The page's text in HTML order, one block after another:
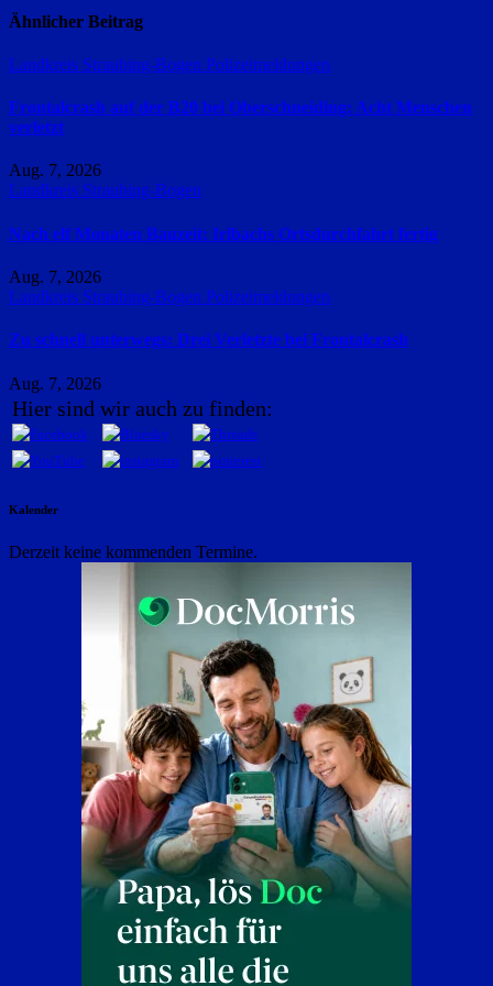
Ähnlicher Beitrag
Landkreis Straubing-Bogen Polizeimeldungen
Frontalcrash auf der B20 bei Oberschneiding: Acht Menschen
verletzt
Aug. 7, 2026
Landkreis Straubing-Bogen
Nach elf Monaten Bauzeit: Irlbachs Ortsdurchfahrt fertig
Aug. 7, 2026
Landkreis Straubing-Bogen Polizeimeldungen
Zu schnell unterwegs: Drei Verletzte bei Frontalcrash
Aug. 7, 2026
Hier sind wir auch zu finden:
Kalender
Derzeit keine kommenden Termine.